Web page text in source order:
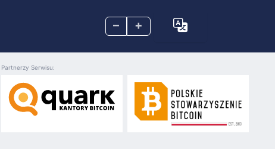
– +
Partnerzy Serwisu: